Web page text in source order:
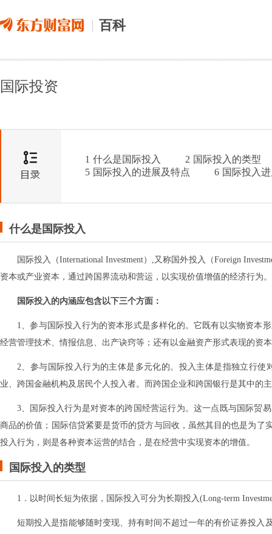
百科
国际投资
1 什么是国际投入 2 国际投入的类型
5 国际投入的进展及特点 6 国际投入
什么是国际投入
国际投入（International Investment）,又称国外投入（Foreign
资本或产业资本，通过跨国界流动和营运，以实现价值增值的经济行为。
国际投入的内涵应包含以下三个方面：
1、参与国际投入行为的资本形式是多样化的。它既有以实物资本
经营管理技术、情报信息、出产诀窍等；还有以金融资产形式表现的资
2、参与国际投入行为的主体是多元化的。投入主体是指独立行
业、跨国金融机构及居民个人投入者。而跨国企业和跨国银行是其中的
3、国际投入行为是对资本的跨国经营运行为。这一点既与国际贸
商品的价值；国际信贷紧要是货币的贷方与回收，虽然其目的也是为
投入行为，则是各种资本运营的结合，是在经营中实现资本的增值。
国际投入的类型
1．以时间长短为依据，国际投入可分为长期投入(Long-term
短期投入是指能够随时变现、持有时间不超过一年的有价证券投